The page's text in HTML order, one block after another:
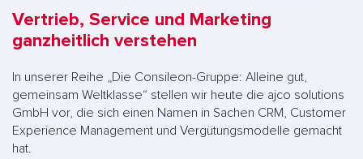
Vertrieb, Service und Marketing
ganzheitlich verstehen
In unserer Reihe „Die Consileon-Gruppe: Alleine gut,
gemeinsam Weltklasse“ stellen wir heute die ajco solutions
GmbH vor, die sich einen Namen in Sachen CRM, Customer
Experience Management und Vergütungsmodelle gemacht
hat.